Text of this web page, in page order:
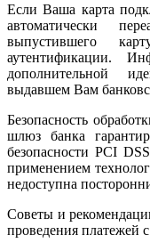
Если Ваша карта
автоматически
выпустившего
аутентификации.
дополнительной
выдавшем Вам
Безопасность
шлюз банка
безопасности PCI
применением
недоступна
Советы и
проведения платежей